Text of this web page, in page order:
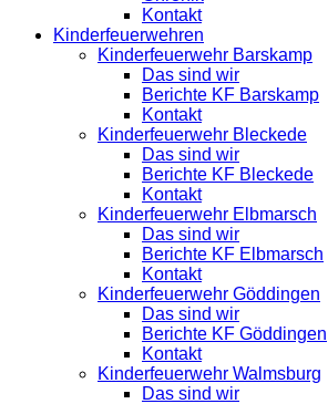
Kontakt
Kinderfeuerwehren
Kinderfeuerwehr Barskamp
Das sind wir
Berichte KF Barskamp
Kontakt
Kinderfeuerwehr Bleckede
Das sind wir
Berichte KF Bleckede
Kontakt
Kinderfeuerwehr Elbmarsch
Das sind wir
Berichte KF Elbmarsch
Kontakt
Kinderfeuerwehr Göddingen
Das sind wir
Berichte KF Göddingen
Kontakt
Kinderfeuerwehr Walmsburg
Das sind wir